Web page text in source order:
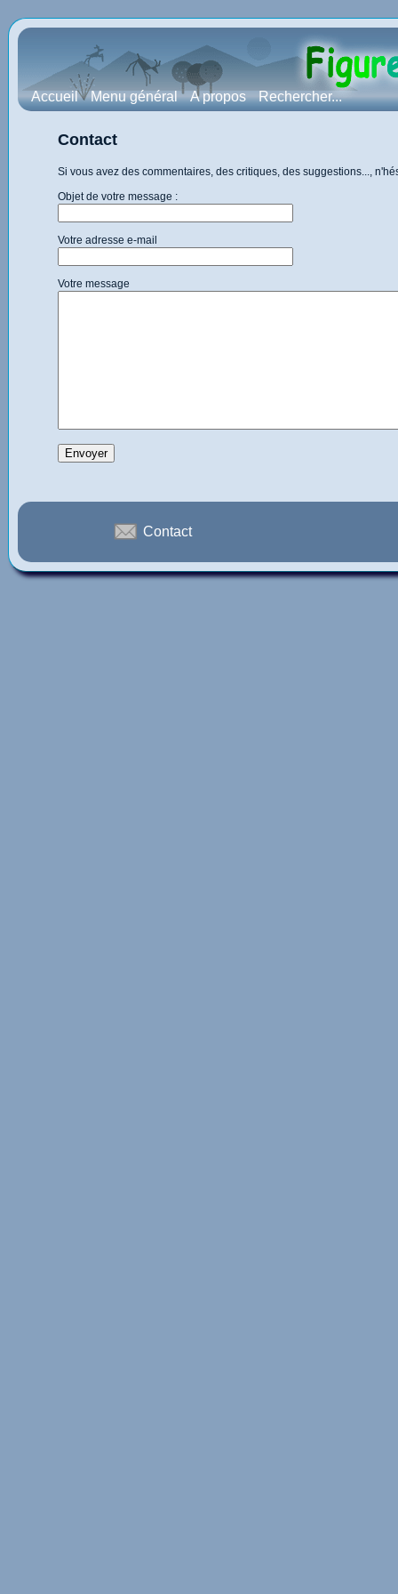
Accueil Menu général A propos Rechercher...
Contact
Si vous avez des commentaires, des critiques, des suggestions...,
Objet de votre message :
Votre adresse e-mail
Votre message
Contact